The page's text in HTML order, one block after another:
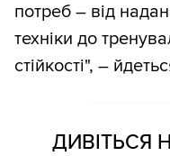
потреб – від
техніки до
стійкості", –
ДИВІТЬСЯ